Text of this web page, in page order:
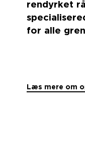
rendyrket
for alle
Læs mere om